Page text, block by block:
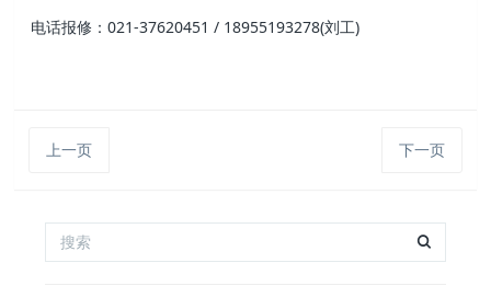
电话报修：021-37620451 / 18955193278(刘工)
上一页 下一页